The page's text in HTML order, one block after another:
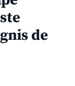
de